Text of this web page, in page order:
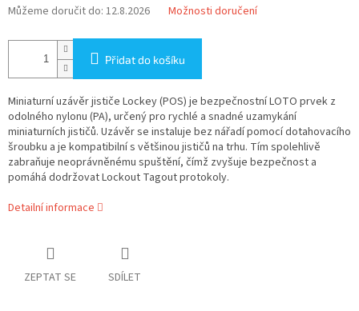
Můžeme doručit do: 12.8.2026 Možnosti doručení
Přidat do košíku
Miniaturní uzávěr jističe Lockey (POS) je bezpečnostní LOTO prvek z
odolného nylonu (PA), určený pro rychlé a snadné uzamykání
miniaturních jističů. Uzávěr se instaluje bez nářadí pomocí dotahovacího
šroubku a je kompatibilní s většinou jističů na trhu. Tím spolehlivě
zabraňuje neoprávněnému spuštění, čímž zvyšuje bezpečnost a
pomáhá dodržovat Lockout Tagout protokoly.
Detailní informace
ZEPTAT SE SDÍLET